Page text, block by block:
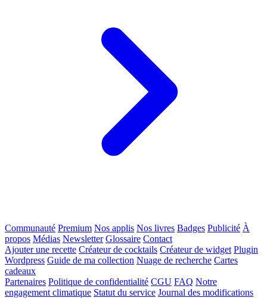
Communauté Premium Nos applis Nos livres Badges Publicité À
propos Médias Newsletter Glossaire Contact
Ajouter une recette Créateur de cocktails Créateur de widget Plugin
Wordpress Guide de ma collection Nuage de recherche Cartes
cadeaux
Partenaires Politique de confidentialité CGU FAQ Notre
engagement climatique Statut du service Journal des modifications